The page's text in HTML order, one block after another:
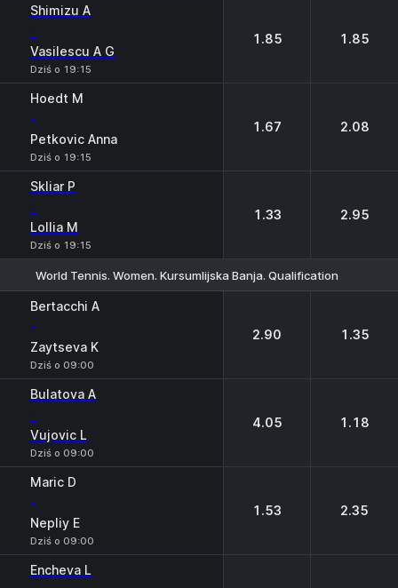
Shimizu A
-
Vasilescu A G
Dziś o 19:15
1.85 1.85
Hoedt M
-
Petkovic Anna
Dziś o 19:15
1.67 2.08
Skliar P
-
Lollia M
Dziś o 19:15
1.33 2.95
World Tennis. Women. Kursumlijska Banja. Qualification
Bertacchi A
-
Zaytseva K
Dziś o 09:00
2.90 1.35
Bulatova A
-
Vujovic L
Dziś o 09:00
4.05 1.18
Maric D
-
Nepliy E
Dziś o 09:00
1.53 2.35
Encheva L